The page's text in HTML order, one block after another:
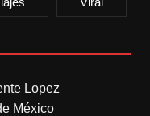
Lopez
México